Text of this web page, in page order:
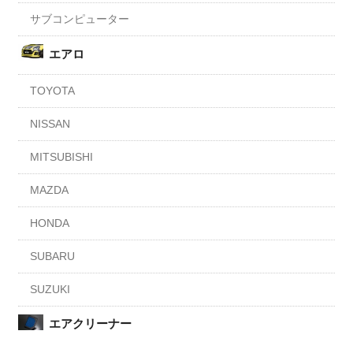
サブコンピューター
エアロ
TOYOTA
NISSAN
MITSUBISHI
MAZDA
HONDA
SUBARU
SUZUKI
エアクリーナー